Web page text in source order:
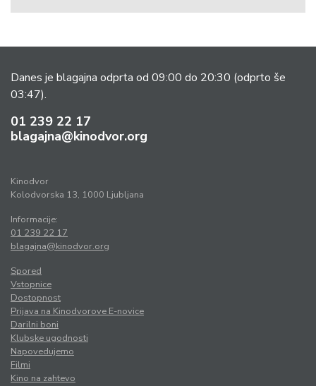
Danes je blagajna odprta od 09:00 do 20:30 (odprto še
03:47).
01 239 22 17
blagajna@kinodvor.org
Kinodvor
Kolodvorska 13, 1000 Ljubljana
Informacije:
01 239 22 17
blagajna@kinodvor.org
Spored
Vstopnice
Dostopnost
Prijava na Kinodvorove E-novice
Darilni boni
Klubske ugodnosti
Napovedujemo
Filmi
Kino na zahtevo